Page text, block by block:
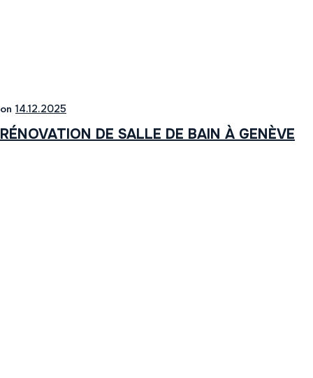
on 14.12.2025
RÉNOVATION DE SALLE DE BAIN À GENÈVE